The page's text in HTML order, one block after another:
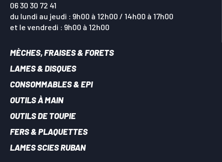
06 30 30 72 41
du lundi au jeudi : 9h00 à 12h00 / 14h00 à 17h00
et le vendredi : 9h00 à 12h00
MÈCHES, FRAISES & FORETS
LAMES & DISQUES
CONSOMMABLES & EPI
OUTILS À MAIN
OUTILS DE TOUPIE
FERS & PLAQUETTES
LAMES SCIES RUBAN